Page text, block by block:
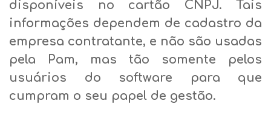
disponíveis no cartão CNPJ. Tais
informações dependem de cadastro da
empresa contratante, e não são usadas
pela Pam, mas tão somente pelos
usuários do software para que
cumpram o seu papel de gestão.